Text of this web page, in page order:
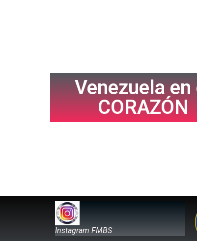
Venezuela en
CORAZÓN
Instagram FMBS